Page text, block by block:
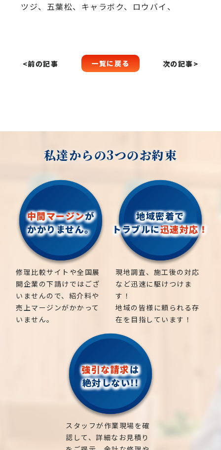
ツジ、五葉松、キャラボク、ロウバイ、
<前の記事 一覧に戻る 次の記事>
私達からの3つのお約束
中間マージンが
かかりません。
修理比較サイトや全国展
開企業の下請けではござ
いませんので、紹介料や
売上マージンがかかって
いません。
地域密着で
トラブルに迅速対応！
現地調査、施工後の対応
など迅速に駆けつけま
す！
地域の皆様に頼られる存
在を目指しています！
強引な請求は
絶対しない!!
スタッフが作業現場を確
認して、詳細なお見積り